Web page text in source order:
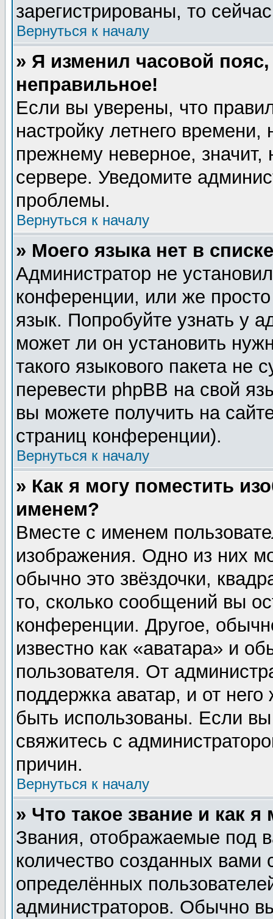
зарегистрированы, то
Вернуться к началу
» Я изменил часовой
неправильное!
Если вы уверены, что
настройку летнего
прежнему неверное,
сервере. Уведомите
проблемы.
Вернуться к началу
» Моего языка нет в
Администратор не
конференции, или же
язык. Попробуйте узнать у
может ли он установить
такого языкового пакета не
перевести phpBB на свой
вы можете получить на
страниц конференции).
Вернуться к началу
» Как я могу поместить
именем?
Вместе с именем
изображения. Одно из них
обычно это звёздочки,
то, сколько сообщений вы
конференции. Другое,
известно как «аватара» и
пользователя. От
поддержка аватар, и от него
быть использованы. Если
свяжитесь с
причин.
Вернуться к началу
» Что такое звание и как я
Звания, отображаемые под
количество созданных
определённых
администраторов. Обычно